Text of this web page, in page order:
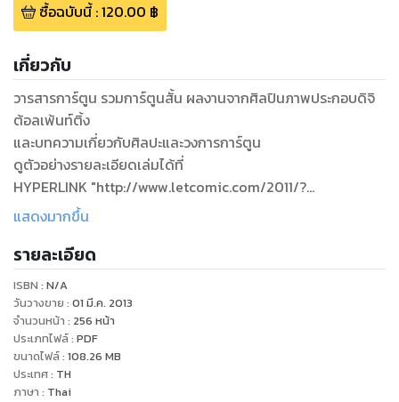
ซื้อฉบับนี้:120.00 ฿
เกี่ยวกับ
วารสารการ์ตูน รวมการ์ตูนสั้น ผลงานจากศิลปินภาพประกอบดิจิ
ต้อลเพ้นท์ติ้ง
และบทความเกี่ยวกับศิลปะและวงการการ์ตูน
ดูตัวอย่างรายละเอียดเล่มได้ที่
HYPERLINK "http://www.letcomic.com/2011/?
page_id=17"http://www.letcomic.com/2011/?page_id=17
แสดงมากขึ้น
รายละเอียด
ISBN : N/A
วันวางขาย : 01 มี.ค. 2013
จำนวนหน้า : 256 หน้า
ประเภทไฟล์: PDF
ขนาดไฟล์: 108.26 MB
ประเทศ: TH
ภาษา : Thai